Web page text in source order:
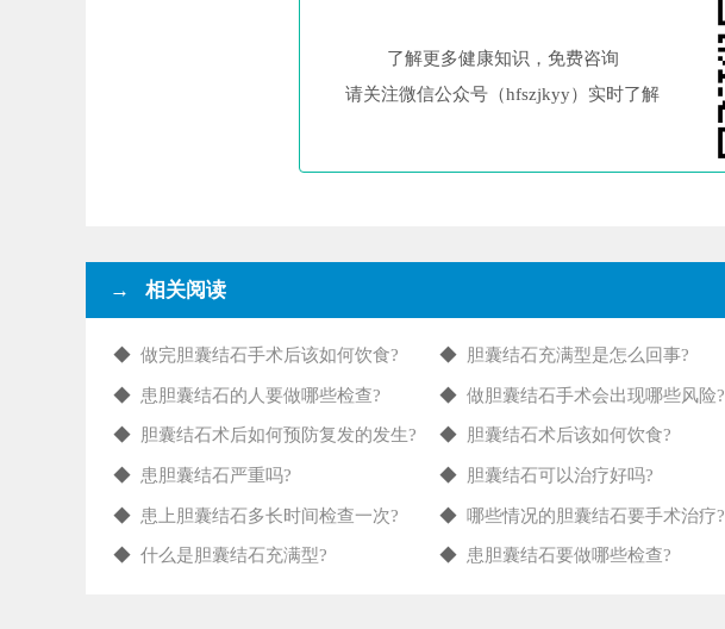
了解更多健康知识，免费咨询
请关注微信公众号（hfszjkyy）实时了解
→ 相关阅读
◆做完胆囊结石手术后该如何饮食? ◆ 胆囊结石充满型是怎么回事?
◆ 患胆囊结石的人要做哪些检查? ◆做胆囊结石手术会出现哪些风险?
◆ 胆囊结石术后如何预防复发的发生? ◆ 胆囊结石术后该如何饮食?
◆ 患胆囊结石严重吗? ◆ 胆囊结石可以治疗好吗?
◆ 患上胆囊结石多长时间检查一次? ◆ 哪些情况的胆囊结石要手术治疗?
◆什么是胆囊结石充满型? ◆ 患胆囊结石要做哪些检查?